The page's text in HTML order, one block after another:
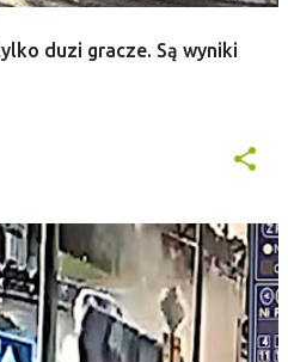
duzi gracze. Są wyniki